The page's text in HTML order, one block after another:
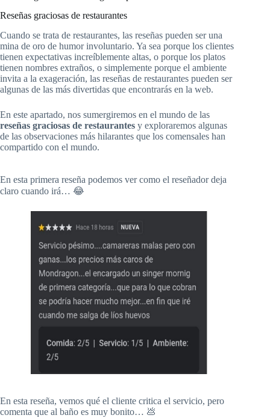
Reseñas graciosas de restaurantes
Cuando se trata de restaurantes, las reseñas pueden ser una
mina de oro de humor involuntario. Ya sea porque los clientes
tienen expectativas increíblemente altas, o porque los platos
tienen nombres extraños, o simplemente porque el ambiente
invita a la exageración, las reseñas de restaurantes pueden ser
algunas de las más divertidas que encontrarás en la web.
En este apartado, nos sumergiremos en el mundo de las
reseñas graciosas de restaurantes y exploraremos algunas
de las observaciones más hilarantes que los comensales han
compartido con el mundo.
En esta primera reseña podemos ver como el reseñador deja
claro cuando irá… 😂
En esta reseña, vemos qué el cliente critica el servicio, pero
comenta que al baño es muy bonito… 💩